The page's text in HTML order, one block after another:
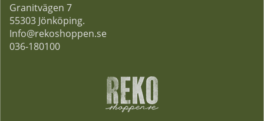
Granitvägen 7
55303 Jönköping.
Info@rekoshoppen.se
036-180100